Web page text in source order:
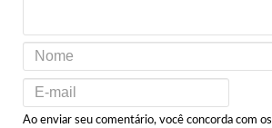
Ao enviar seu comentário, você concorda com os